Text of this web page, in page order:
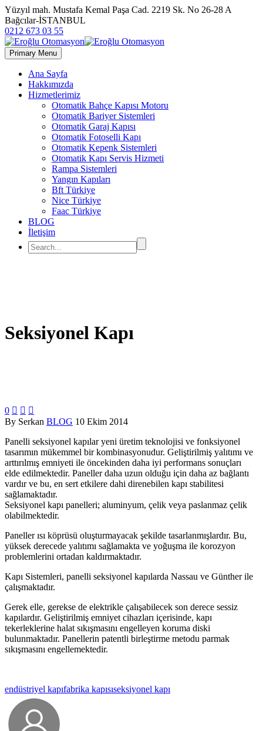
Yüzyıl mah. Mustafa Kemal Paşa Cad. 2219 Sk. No 26-28 A
Bağcılar-İSTANBUL
0212 673 03 55
Primary Menu
Ana Sayfa
Hakkımızda
Hizmetlerimiz
Otomatik Bahçe Kapısı Motoru
Otomatik Bariyer Sistemleri
Otomatik Garaj Kapısı
Otomatik Fotoselli Kapı
Otomatik Kepenk Sistemleri
Otomatik Kapı Servis Hizmeti
Rampa Sistemleri
Yangın Kapıları
Bft Türkiye
Nice Türkiye
Faac Türkiye
BLOG
İletişim
Seksiyonel Kapı
0   
By Serkan BLOG 10 Ekim 2014
Panelli seksiyonel kapılar yeni üretim teknolojisi ve fonksiyonel
tasarımın mükemmel bir kombinasyonudur. Geliştirilmiş yalıtımı ve
arttırılmış emniyeti ile öncekinden daha iyi performans sonuçları
elde edilmektedir. Paneller daha uzun olduğu için daha az bağlantı
vardır ve bu, en sert etkilere dahi direnebilen kapı stabilitesi
sağlamaktadır.
Seksiyonel kapı panelleri; aluminyum, çelik veya paslanmaz çelik
olabilmektedir.
Paneller ısı köprüsü oluşturmayacak şekilde tasarlanmışlardır. Bu,
yüksek derecede yalıtımı sağlamakta ve yoğuşma ile korozyon
problemlerini ortadan kaldırmaktadır.
Kapı Sistemleri, panelli seksiyonel kapılarda Nassau ve Günther ile
çalışmaktadır.
Gerek elle, gerekse de elektrikle çalışabilecek son derece sessiz
kapılardır. Geliştirilmiş emniyet cihazları içerisinde, kapı
tekerleklerine halat sıkışmasını engelleyen koruma diski
bulunmaktadır. Panellerin patentli birleştirme metodu parmak
sıkışmasını engellemektedir.
endüstriyel kapıfabrika kapısıseksiyonel kapı